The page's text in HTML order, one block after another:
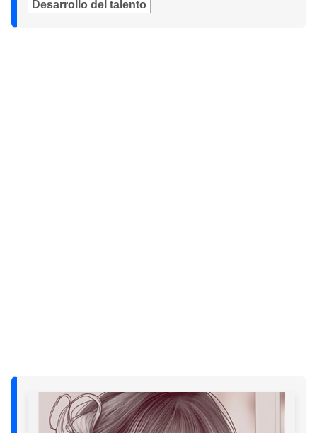
Desarrollo del talento